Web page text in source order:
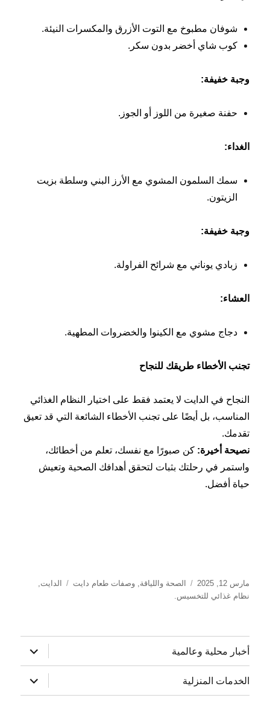
شوفان مطبوخ مع التوت الأزرق والمكسرات النيئة.
كوب شاي أخضر بدون سكر.
وجبة خفيفة:
حفنة صغيرة من اللوز أو الجوز.
الغداء:
سمك السلمون المشوي مع الأرز البني وسلطة بزيت
الزيتون.
وجبة خفيفة:
زبادي يوناني مع شرائح الفراولة.
العشاء:
دجاج مشوي مع الكينوا والخضروات المطهية.
تجنب الأخطاء طريقك للنجاح
النجاح في الدايت لا يعتمد فقط على اختيار النظام الغذائي
المناسب، بل أيضًا على تجنب الأخطاء الشائعة التي قد تعيق
تقدمك.
نصيحة أخيرة: كن صبورًا مع نفسك، تعلم من أخطائك،
واستمر في رحلتك بثبات لتحقق أهدافك الصحية وتعيش
حياة أفضل.
نُشرت
في
مارس 12, 2025 التصنيفات
الصحة واللياقة,وصفات طعام دايت الوسوم
الدايت,
نظام غذائي للتخسيس.
أخبار محلية وعالمية
توسيع
القائمة
الفرعية
الخدمات المنزلية
توسيع
القائمة
الفرعية